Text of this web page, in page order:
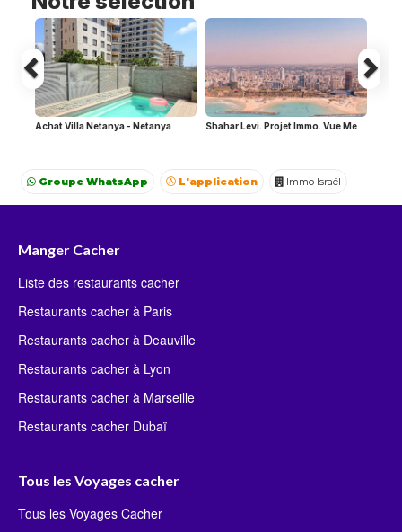
Achat Villa Netanya - Netanya Shahar Levi. Projet Immo. Vue Me
Groupe WhatsApp L'application Immo Israël
Manger Cacher
Liste des restaurants cacher
Restaurants cacher à Paris
Restaurants cacher à Deauville
Restaurants cacher à Lyon
Restaurants cacher à Marseille
Restaurants cacher Dubaï
Tous les Voyages cacher
Tous les Voyages Cacher